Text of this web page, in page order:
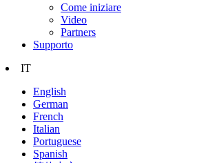
Come iniziare
Video
Partners
Supporto
IT
English
German
French
Italian
Portuguese
Spanish